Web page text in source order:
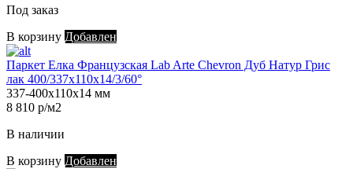
Под заказ
В корзину Добавлен
Паркет Елка Французская Lab Arte Chevron Дуб Натур Грис
лак 400/337х110х14/3/60°
337-400х110х14 мм
8 810 р/м2
В наличии
В корзину Добавлен